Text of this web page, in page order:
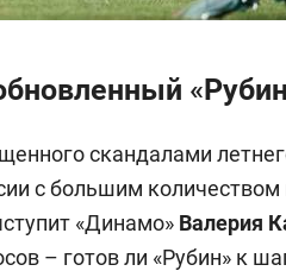
скандалами
с большим количеством
«Динамо» Валерия
– готов ли «Рубин» к